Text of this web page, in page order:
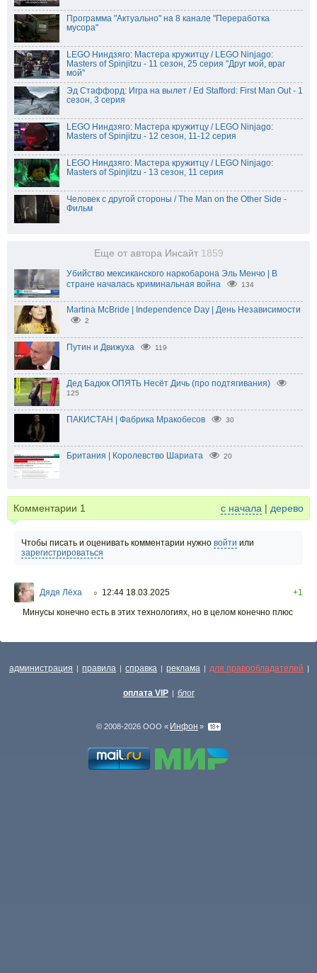
Программа "Актуально" на 8 канале "Переработка
мусора"
LEGO Ниндзяго: Мастера кружитцу / LEGO Ninjago:
Masters of Spinjitzu - 11 сезон, 25 серия "Друг мой, враг
мой"
Эд Стаффорд: Игра на вылет / Ed Stafford: First Man Out - 1
сезон, 3 серия
LEGO Ниндзяго: Мастера кружитцу / LEGO Ninjago:
Masters of Spinjitzu - 12 сезон, 11-12 серия
LEGO Ниндзяго: Мастера кружитцу / LEGO Ninjago:
Masters of Spinjitzu - 13 сезон, 11 серия
Человек с другой стороны / The Man on the Other Side -
Фильм
Еще от автора Инсайт 1859
Убийство мексиканского наркобарона Эль Менчо | В
стране началась криминальная война
134
Martina McBride | Independence Day | День Независимости
2
Путин и Движуха 119
Дед Бадюк ОПЯТЬ Несёт Дичь (про подтягивания)
125
ПАКИСТАН | Фабрика Мракобесов 30
Британия | Королевство Шариата 20
Комментарии 1 с начала | дерево
Чтобы писать и оценивать комментарии нужно войти или
зарегистрироваться
Дядя Лёха ○ 12:44 18.03.2025
+1
Минусы конечно есть в этих технологиях, но в целом конечно плюс
администрация | правила | справка | реклама | для правообладателей |
оплата VIP | блог
© 2008-2026 ООО « Инфон »